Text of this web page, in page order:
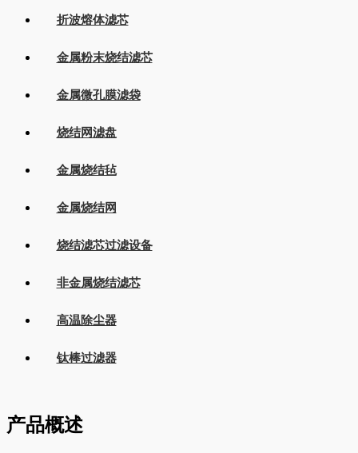
折波熔体滤芯
金属粉末烧结滤芯
金属微孔膜滤袋
烧结网滤盘
金属烧结毡
金属烧结网
烧结滤芯过滤设备
非金属烧结滤芯
高温除尘器
钛棒过滤器
产品概述